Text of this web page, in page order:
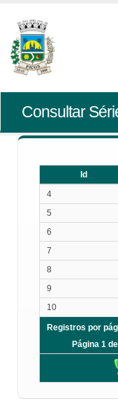
Consultar
Id
4
5
6
7
8
9
10
Registros por
Página 1